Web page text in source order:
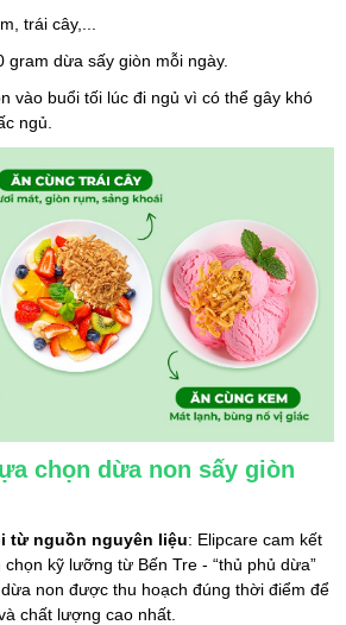
trái cây,...
dừa sấy giòn mỗi ngày.
vào buổi tối lúc đi ngủ vì có thể gây khó
ngủ.
chọn dừa non sấy giòn
từ nguồn nguyên liệu: Elipcare cam kết
kỹ lưỡng từ Bến Tre - “thủ phủ dừa”
non được thu hoạch đúng thời điểm để
chất lượng cao nhất.